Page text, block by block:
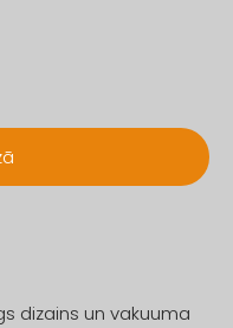
dizains un vakuuma